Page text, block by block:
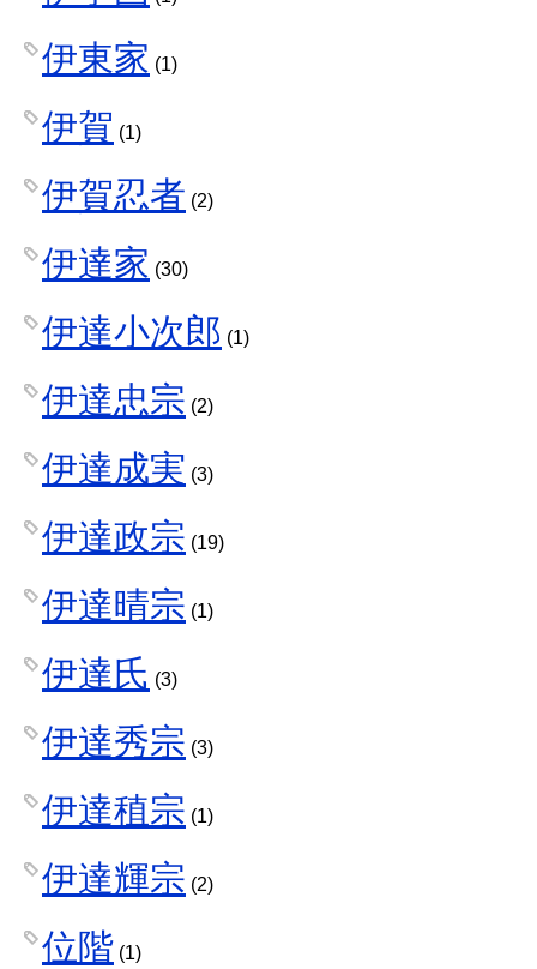
伊東家 (1)
伊賀 (1)
伊賀忍者 (2)
伊達家 (30)
伊達小次郎 (1)
伊達忠宗 (2)
伊達成実 (3)
伊達政宗 (19)
伊達晴宗 (1)
伊達氏 (3)
伊達秀宗 (3)
伊達稙宗 (1)
伊達輝宗 (2)
位階 (1)